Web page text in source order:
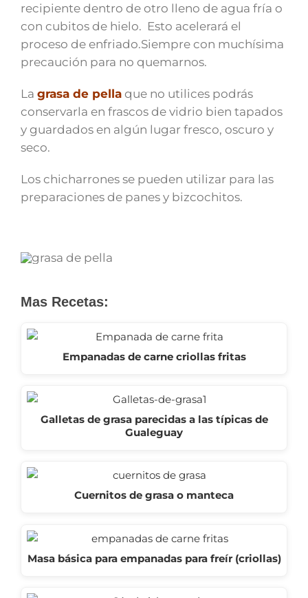
recipiente dentro de otro lleno de agua fría o
con cubitos de hielo. Esto acelerará el
proceso de enfriado.Siempre con muchísima
precaución para no quemarnos.
La grasa de pella que no utilices podrás
conservarla en frascos de vidrio bien tapados
y guardados en algún lugar fresco, oscuro y
seco.
Los chicharrones se pueden utilizar para las
preparaciones de panes y bizcochitos.
Mas Recetas:
Empanadas de carne criollas fritas
Galletas de grasa parecidas a las típicas de
Gualeguay
Cuernitos de grasa o manteca
Masa básica para empanadas para freír (criollas)